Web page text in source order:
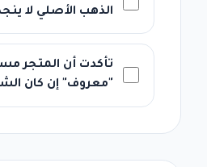
الذهب الأصلي لا
تأكدت أن المتجر
"معروف" إن كان